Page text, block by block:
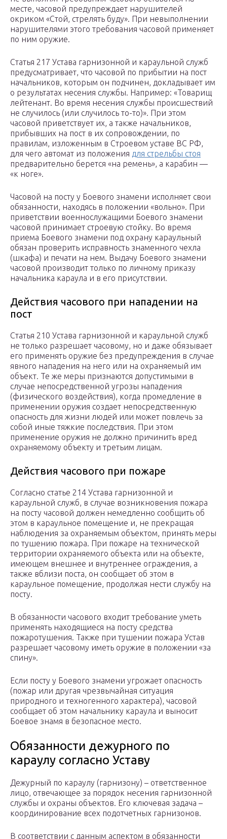
месте, часовой предупреждает нарушителей
окриком «Стой, стрелять буду». При невыполнении
нарушителями этого требования часовой применяет
по ним оружие.
Статья 217 Устава гарнизонной и караульной служб
предусматривает, что часовой по прибытии на пост
начальников, которым он подчинен, докладывает им
о результатах несения службы. Например: «Товарищ
лейтенант. Во время несения службы происшествий
не случилось (или случилось то-то)». При этом
часовой приветствует их, а также начальников,
прибывших на пост в их сопровождении, по
правилам, изложенным в Строевом уставе ВС РФ,
для чего автомат из положения для стрельбы стоя
предварительно берется «на ремень», а карабин —
«к ноге».
Часовой на посту у Боевого знамени исполняет свои
обязанности, находясь в положении «вольно». При
приветствии военнослужащими Боевого знамени
часовой принимает строевую стойку. Во время
приема Боевого знамени под охрану караульный
обязан проверить исправность знаменного чехла
(шкафа) и печати на нем. Выдачу Боевого знамени
часовой производит только по личному приказу
начальника караула и в его присутствии.
Действия часового при нападении на
пост
Статья 210 Устава гарнизонной и караульной служб
не только разрешает часовому, но и даже обязывает
его применять оружие без предупреждения в случае
явного нападения на него или на охраняемый им
объект. Те же меры признаются допустимыми в
случае непосредственной угрозы нападения
(физического воздействия), когда промедление в
применении оружия создает непосредственную
опасность для жизни людей или может повлечь за
собой иные тяжкие последствия. При этом
применение оружия не должно причинить вред
охраняемому объекту и третьим лицам.
Действия часового при пожаре
Согласно статье 214 Устава гарнизонной и
караульной служб, в случае возникновения пожара
на посту часовой должен немедленно сообщить об
этом в караульное помещение и, не прекращая
наблюдения за охраняемым объектом, принять меры
по тушению пожара. При пожаре на технической
территории охраняемого объекта или на объекте,
имеющем внешнее и внутреннее ограждения, а
также вблизи поста, он сообщает об этом в
караульное помещение, продолжая нести службу на
посту.
В обязанности часового входит требование уметь
применять находящиеся на посту средства
пожаротушения. Также при тушении пожара Устав
разрешает часовому иметь оружие в положении «за
спину».
Если посту у Боевого знамени угрожает опасность
(пожар или другая чрезвычайная ситуация
природного и техногенного характера), часовой
сообщает об этом начальнику караула и выносит
Боевое знамя в безопасное место.
Обязанности дежурного по
караулу согласно Уставу
Дежурный по караулу (гарнизону) – ответственное
лицо, отвечающее за порядок несения гарнизонной
службы и охраны объектов. Его ключевая задача –
координирование всех подотчетных гарнизонов.
В соответствии с данным аспектом в обязанности